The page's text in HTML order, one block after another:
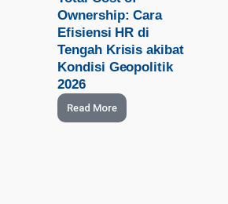
Ownership: Cara
Efisiensi HR di
Tengah Krisis akibat
Kondisi Geopolitik
2026
Read More